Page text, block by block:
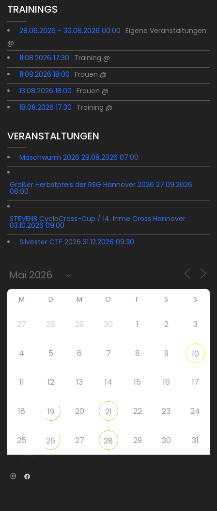
TRAININGS
28.06.2026 - 30.08.2026 00:00 Eigene Veranstaltungen
@
11.08.2026 17:30 Training @
11.08.2026 18:00 Frauen @
13.08.2026 18:00 Frauen @
18.08.2026 17:30 Training @
VERANSTALTUNGEN
Maschwurm 2026 29.08.2026 07:00
Großer Herbstpreis der RSG Hannover 2026 27.09.2026
08:00
STEVENS CycloCross-Cup / 14. Ihme Cross Hannover
03.10.2026 09:00
Silvester CTF 2026 31.12.2026 09:30
M D M D F S S
27 28 29 30 1 2 3
4 5 6 7 8 9 10
11 12 13 14 15 16 17
18 19 20 21 22 23 24
25 26 27 28 29 30 31